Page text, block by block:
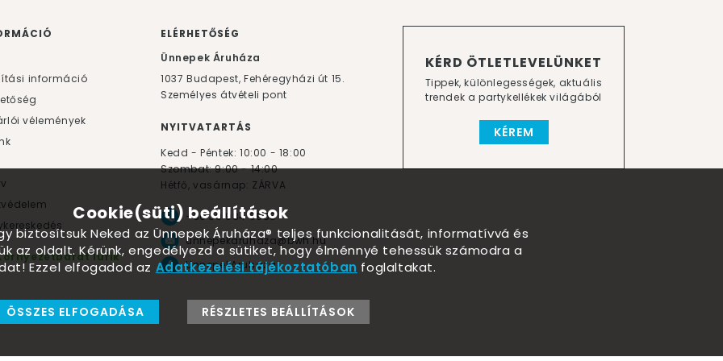
KÉRD ÖTLETLEVELÜNKET
Tippek, különlegességek, aktuális
trendek a partykellékek világából
KÉREM
információ
vélemények
lufik
ELÉRHETŐSÉG
Ünnepek Áruháza
1037 Budapest, Fehéregyházi út 15.
Személyes átvételi pont
NYITVATARTÁS
Kedd - Péntek: 10:00 - 18:00
Szombat: 9:00 - 14:00
Hétfő, vasárnap: ZÁRVA
+36 30 984 6955
unnepekaruhaza@bwh.hu
UnnepekAruhaza
Cookie(süti) beállítások
biztosítsuk Neked az Ünnepek Áruháza® teljes funkcionalitását, informatívvá és
az oldalt. Kérünk, engedélyezd a sütiket, hogy élménnyé tehessük számodra a
Ezzel elfogadod az Adatkezelési tájékoztatóban foglaltakat.
ÖSSZES ELFOGADÁSA RÉSZLETES BEÁLLÍTÁSOK